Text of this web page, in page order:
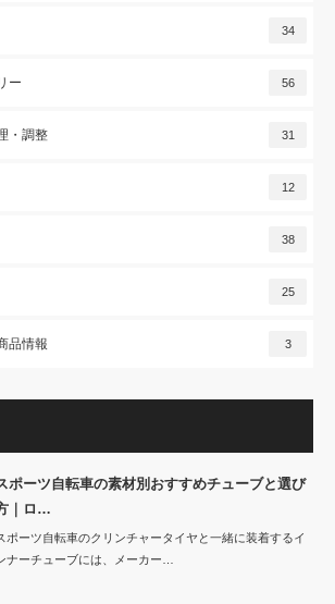
34
ー 56
・調整 31
12
38
25
品情報 3
ポーツ自転車の素材別おすすめチューブと選び
｜ロ…
ポーツ自転車のクリンチャータイヤと一緒に装着するイ
ナーチューブには、メーカー…